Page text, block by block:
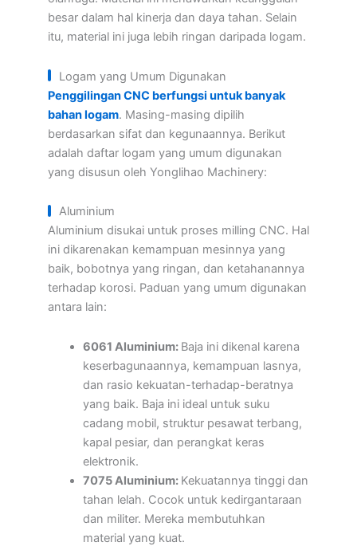
besar dalam hal kinerja dan daya tahan. Selain
itu, material ini juga lebih ringan daripada logam.
Logam yang Umum Digunakan
Penggilingan CNC berfungsi untuk banyak
bahan logam. Masing-masing dipilih
berdasarkan sifat dan kegunaannya. Berikut
adalah daftar logam yang umum digunakan
yang disusun oleh Yonglihao Machinery:
Aluminium
Aluminium disukai untuk proses milling CNC. Hal
ini dikarenakan kemampuan mesinnya yang
baik, bobotnya yang ringan, dan ketahanannya
terhadap korosi. Paduan yang umum digunakan
antara lain:
6061 Aluminium: Baja ini dikenal karena
keserbagunaannya, kemampuan lasnya,
dan rasio kekuatan-terhadap-beratnya
yang baik. Baja ini ideal untuk suku
cadang mobil, struktur pesawat terbang,
kapal pesiar, dan perangkat keras
elektronik.
7075 Aluminium: Kekuatannya tinggi dan
tahan lelah. Cocok untuk kedirgantaraan
dan militer. Mereka membutuhkan
material yang kuat.